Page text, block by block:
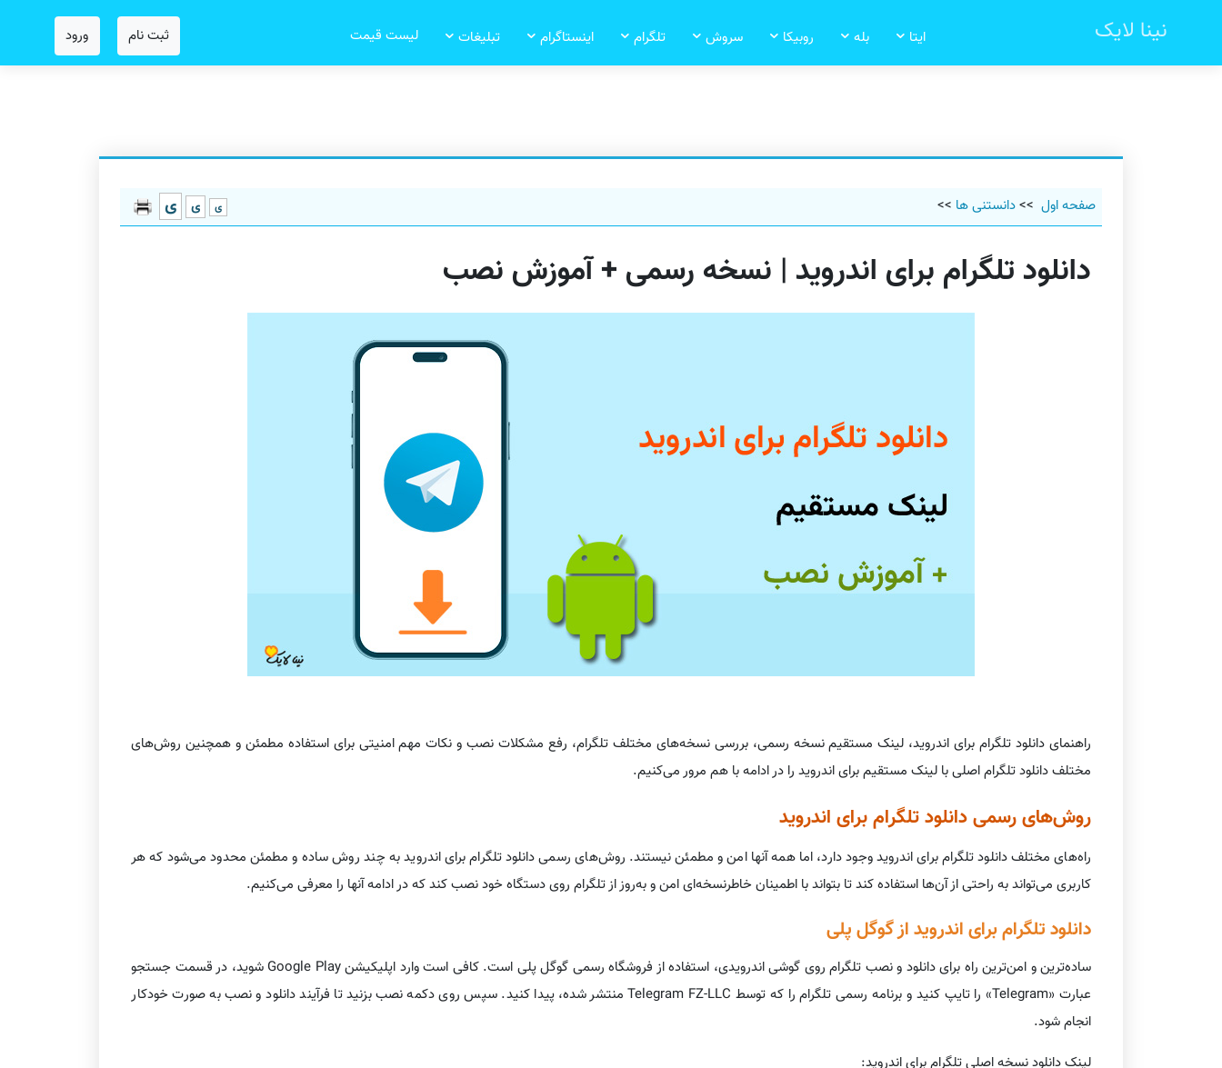
نینا لایک ایتا بله روبیکا سروش تلگرام اینستاگرام تبلیغات لیست قیمت ثبت نام ورود
صفحه اول >>دانستنی ها >> ی ی ی
دانلود تلگرام برای اندروید | نسخه رسمی + آموزش نصب
راهنمای دانلود تلگرام برای اندروید، لینک مستقیم نسخه رسمی، بررسی نسخه‌های مختلف تلگرام، رفع مشکلات نصب و نکات مهم امنیتی برای استفاده مطمئن و همچنین روش‌های
مختلف دانلود تلگرام اصلی با لینک مستقیم برای اندروید را در ادامه با هم مرور می‌کنیم.
روش‌های رسمی دانلود تلگرام برای اندروید
راه‌های مختلف دانلود تلگرام برای اندروید وجود دارد، اما همه آنها امن و مطمئن نیستند. روش‌های رسمی دانلود تلگرام برای اندروید به چند روش ساده و مطمئن محدود می‌شود که هر
کاربری می‌تواند به راحتی از آن‌ها استفاده کند تا بتواند با اطمینان خاطرنسخه‌ای امن و به‌روز از تلگرام روی دستگاه خود نصب کند که در ادامه آنها را معرفی می‌کنیم.
دانلود تلگرام برای اندروید از گوگل پلی
ساده‌ترین و امن‌ترین راه برای دانلود و نصب تلگرام روی گوشی اندرویدی، استفاده از فروشگاه رسمی گوگل پلی است. کافی است وارد اپلیکیشن Google Play شوید، در قسمت جستجو
عبارت «Telegram» را تایپ کنید و برنامه رسمی تلگرام را که توسط Telegram FZ-LLC منتشر شده، پیدا کنید. سپس روی دکمه نصب بزنید تا فرآیند دانلود و نصب به صورت خودکار
انجام شود.
لینک دانلود نسخه اصلی تلگرام برای اندروید: